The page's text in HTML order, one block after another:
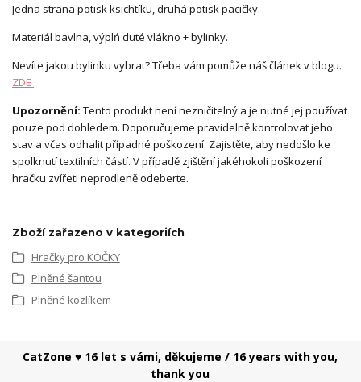
Jedna strana potisk ksichtíku, druhá potisk pacičky.
Materiál bavlna, výplń duté vlákno + bylinky.
Nevíte jakou bylinku vybrat? Třeba vám pomůže náš článek v blogu.
ZDE
Upozornění: Tento produkt není nezničitelný a je nutné jej používat
pouze pod dohledem. Doporučujeme pravidelně kontrolovat jeho
stav a včas odhalit případné poškození. Zajistěte, aby nedošlo ke
spolknutí textilních částí. V případě zjištění jakéhokoli poškození
hračku zvířeti neprodleně odeberte.
Zboží zařazeno v kategoriích
Hračky pro KOČKY
Plněné šantou
Plněné kozlíkem
CatZone ♥ 16 let s vámi, děkujeme / 16 years with you,
thank you